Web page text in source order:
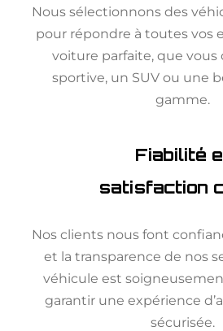
Nous sélectionnons des
pour répondre à toutes vos
voiture parfaite, que vous
sportive, un SUV ou une
gamme.
Fiabilité
satisfaction
Nos clients nous font
et la transparence de nos
véhicule est
garantir une expérience
sécurisée.